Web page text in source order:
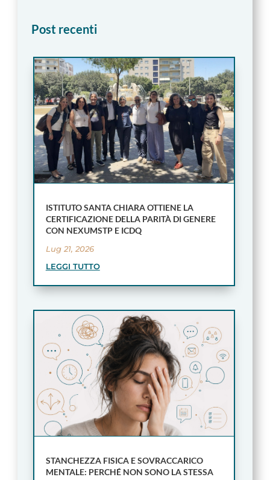
Post recenti
ISTITUTO SANTA CHIARA OTTIENE LA
CERTIFICAZIONE DELLA PARITÀ DI GENERE
CON NEXUMSTP E ICDQ
Lug 21, 2026
LEGGI TUTTO
STANCHEZZA FISICA E SOVRACCARICO
MENTALE: PERCHÉ NON SONO LA STESSA